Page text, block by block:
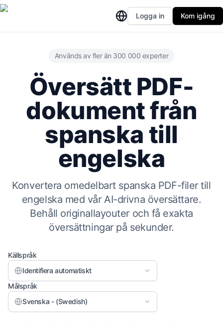
Logga in Kom igång
Används av fler än 300 000 experter
Översätt PDF-
dokument från
spanska till
engelska
Konvertera omedelbart spanska PDF-filer till
engelska med vår AI-drivna översättare.
Behåll originallayouter och få exakta
översättningar på sekunder.
Källspråk
Identifiera automatiskt
Målspråk
Svenska - (Swedish)